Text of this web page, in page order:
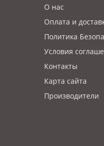
О нас
Оплата и
Политика
Условия
Контакты
Карта сайта
Производители